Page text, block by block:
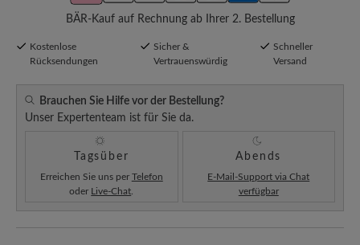
BÄR-Kauf auf Rechnung ab Ihrer 2. Bestellung
Kostenlose
Rücksendungen
Sicher &
Vertrauenswürdig
Schneller
Versand
Brauchen Sie Hilfe vor der Bestellung?
Unser Expertenteam ist für Sie da.
Tagsüber
Erreichen Sie uns per Telefon
oder Live-Chat
Abends
E-Mail-Support via Chat
verfügbar